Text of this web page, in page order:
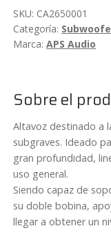
SKU: CA2650001
Categoría:
Marca:APS Audio
Sobre el
Altavoz destinado a
subgraves. Ideado
gran profundidad,
uso general.
Siendo capaz de
su doble bobina,
llegar a obtener un